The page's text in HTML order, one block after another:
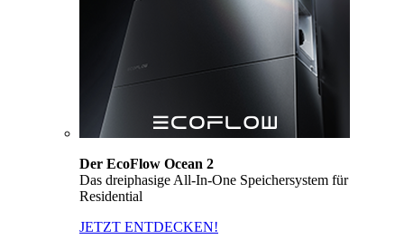
Der EcoFlow Ocean 2
Das dreiphasige All-In-One Speichersystem für
Residential
JETZT ENTDECKEN!